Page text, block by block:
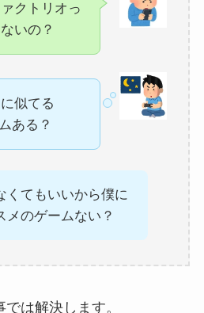
クトリオっ
いの？
似てる
ある？
くてもいいから僕に
メのゲームない？
は解決します。